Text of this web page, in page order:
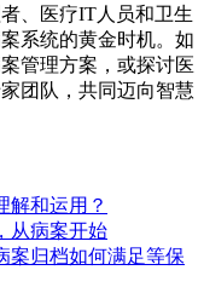
、医疗IT人员和卫生
系统的黄金时机。如
管理方案，或探讨医
团队，共同迈向智慧
解和运用？
从病案开始
案归档如何满足等保